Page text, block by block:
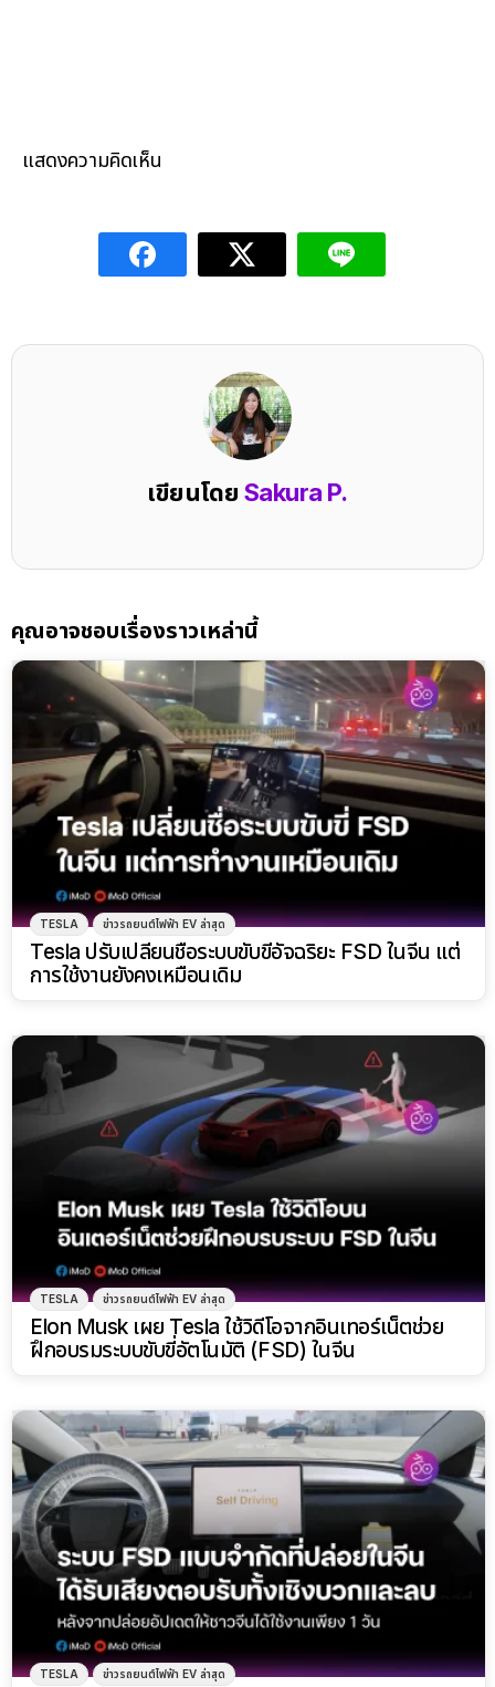
แสดงความคิดเห็น
เขียนโดย Sakura P.
คุณอาจชอบเรื่องราวเหล่านี้
TESLA ข่าวรถยนต์ไฟฟ้า EV ล่าสุด
Tesla ปรับเปลี่ยนชื่อระบบขับขี่อัจฉริยะ FSD ในจีน แต่
การใช้งานยังคงเหมือนเดิม
TESLA ข่าวรถยนต์ไฟฟ้า EV ล่าสุด
Elon Musk เผย Tesla ใช้วิดีโอจากอินเทอร์เน็ตช่วย
ฝึกอบรมระบบขับขี่อัตโนมัติ (FSD) ในจีน
TESLA ข่าวรถยนต์ไฟฟ้า EV ล่าสุด